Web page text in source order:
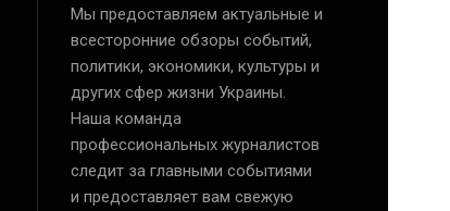
Мы предоставляем актуальные и
всесторонние обзоры событий,
политики, экономики, культуры и
других сфер жизни Украины.
Наша команда
профессиональных журналистов
следит за главными событиями
и предоставляет вам свежую